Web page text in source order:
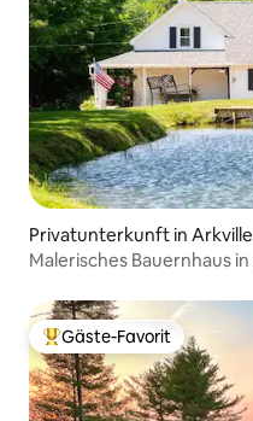
Privatunterkunft in Arkville
Malerisches Bauernhaus
Beliebter Gäste-Favorit.
Gäste-Favorit